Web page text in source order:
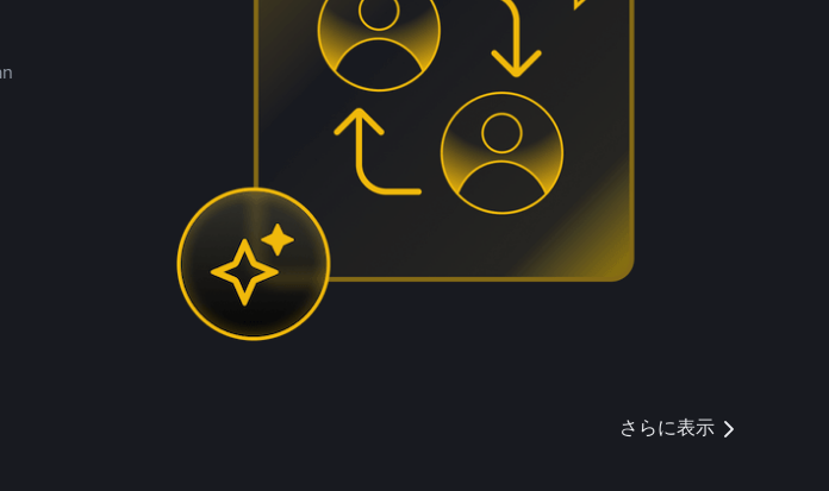
さらに表示